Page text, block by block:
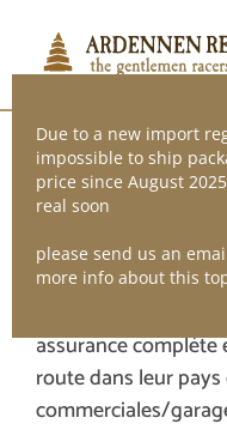
content
Ma voiture est-
Des exigences ?
assurance
route dans leur pays
commerciales/
Due to a new import
impossible to ship
price since August
real soon
please send us an
more info about this